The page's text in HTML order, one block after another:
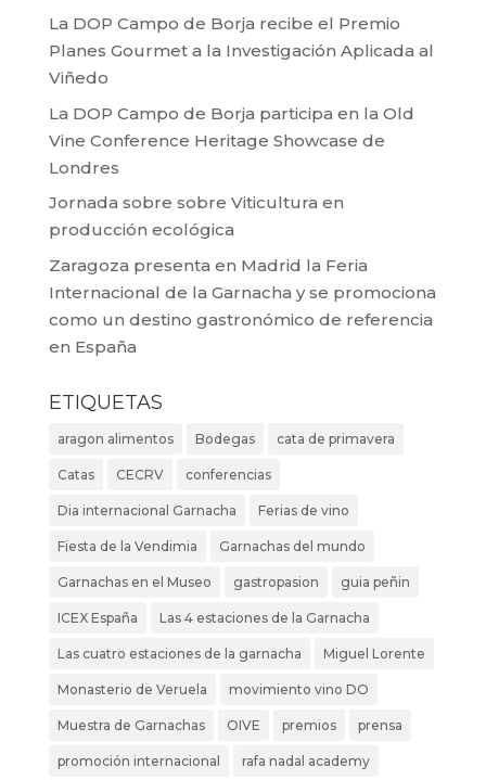
La DOP Campo de Borja recibe el Premio
Planes Gourmet a la Investigación Aplicada al
Viñedo
La DOP Campo de Borja participa en la Old
Vine Conference Heritage Showcase de
Londres
Jornada sobre sobre Viticultura en
producción ecológica
Zaragoza presenta en Madrid la Feria
Internacional de la Garnacha y se promociona
como un destino gastronómico de referencia
en España
ETIQUETAS
aragon alimentos Bodegas cata de primavera
Catas CECRV conferencias
Dia internacional Garnacha Ferias de vino
Fiesta de la Vendimia Garnachas del mundo
Garnachas en el Museo gastropasion guia peñin
ICEX España Las 4 estaciones de la Garnacha
Las cuatro estaciones de la garnacha Miguel Lorente
Monasterio de Veruela movimiento vino DO
Muestra de Garnachas OIVE premios prensa
promoción internacional rafa nadal academy